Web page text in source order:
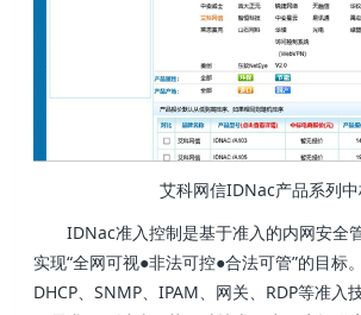
艾科网信IDNac产品系列
IDNac准入控制是基于准入的内网安全
实现“全网可视●非法可控●合法可管”的目标
DHCP、SNMP、IPAM、网关、RDP等准入